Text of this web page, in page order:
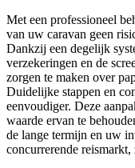
Met een professioneel
van uw caravan geen
Dankzij een degelijk
verzekeringen en de
zorgen te maken over
Duidelijke stappen en
eenvoudiger. Deze
waarde ervan te
de lange termijn en uw
concurrerende